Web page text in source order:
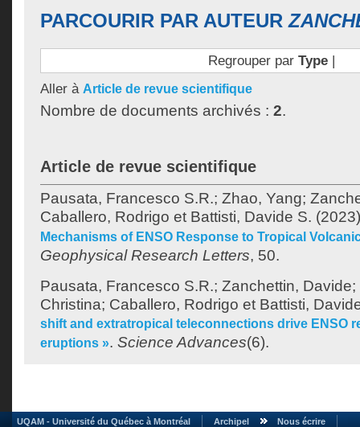
PARCOURIR PAR AUTEUR
Regrouper par Type|
Aller à Article de revue scientifique
Nombre de documents archivés : 2.
Article de revue scientifique
Pausata, Francesco S.R.; Zhao, Yang;
Caballero, Rodrigo et Battisti, Davide S.
Mechanisms of ENSO Response to Tropical
Geophysical Research Letters, 50.
Pausata, Francesco S.R.; Zanchettin, Davide;
Christina; Caballero, Rodrigo et Battisti,
shift and extratropical teleconnections drive ENSO
eruptions ». Science Advances(6).
UQAM - Université du Québec à Montréal Archipel Nous écrire